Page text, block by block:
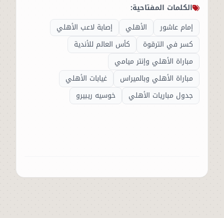
الكلمات المفتاحية:
إمام عاشور
الأهلي
إصابة لاعب الأهلي
كسر في الترقوة
كأس العالم للأندية
مباراة الأهلي وإنتر ميامي
مباراة الأهلي وبالميراس
غيابات الأهلي
جدول مباريات الأهلي
خوسيه ريبيرو